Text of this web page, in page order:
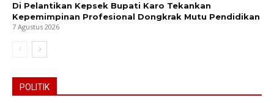
Di Pelantikan Kepsek Bupati Karo Tekankan
Kepemimpinan Profesional Dongkrak Mutu Pendidikan
7 Agustus 2026
POLITIK